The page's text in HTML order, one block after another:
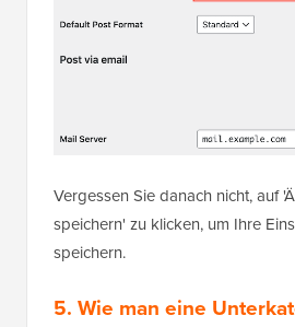
Vergessen Sie danach nicht, auf
speichern' zu klicken, um Ihre
speichern.
5. Wie man eine